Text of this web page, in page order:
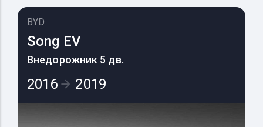
BYD
Song EV
Внедорожник 5 дв.
2016 2019